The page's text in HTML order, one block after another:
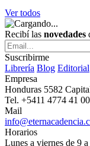
Ver todos
Recibí las novedades
Suscribirme
Librería Blog Editorial
Empresa
Honduras 5582
Tel. +5411 4774 41 00
Mail
Horarios
Lunes a viernes de 9